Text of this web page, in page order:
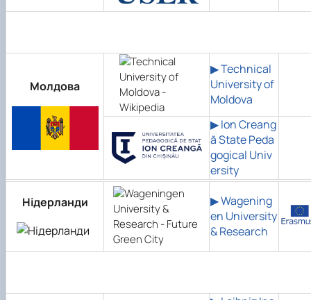
Молдова
▶ Technical
University of
Moldova
▶ Ion Creang
ă State Peda
gogical Univ
ersity
Нідерланди
▶ Wagening
en University
& Research